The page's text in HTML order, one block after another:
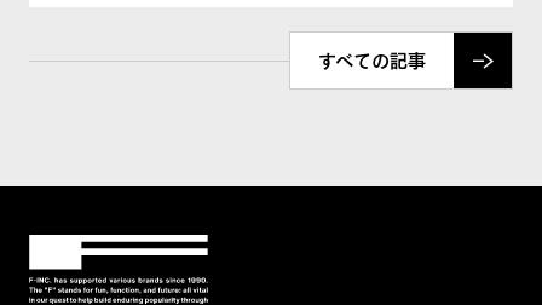
すべての記事